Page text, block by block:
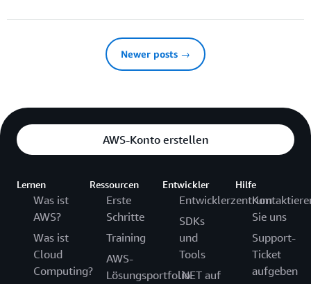
Newer posts →
AWS-Konto erstellen
Lernen
Was ist
AWS?
Was ist
Cloud
Computing?
Ressourcen
Erste
Schritte
Training
AWS-
Lösungsportfolio
Entwickler
Entwicklerzentrum
SDKs
und
Tools
.NET auf
Hilfe
Sie uns
Support-
Ticket
aufgeben